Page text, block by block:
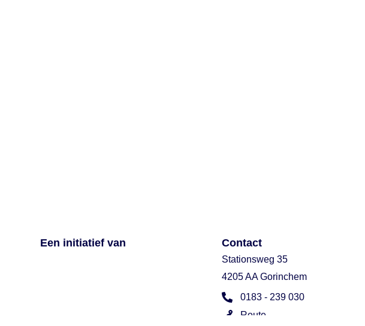
Een initiatief van Contact
Stationsweg 35
4205 AA Gorinchem
0183 - 239 030
Route